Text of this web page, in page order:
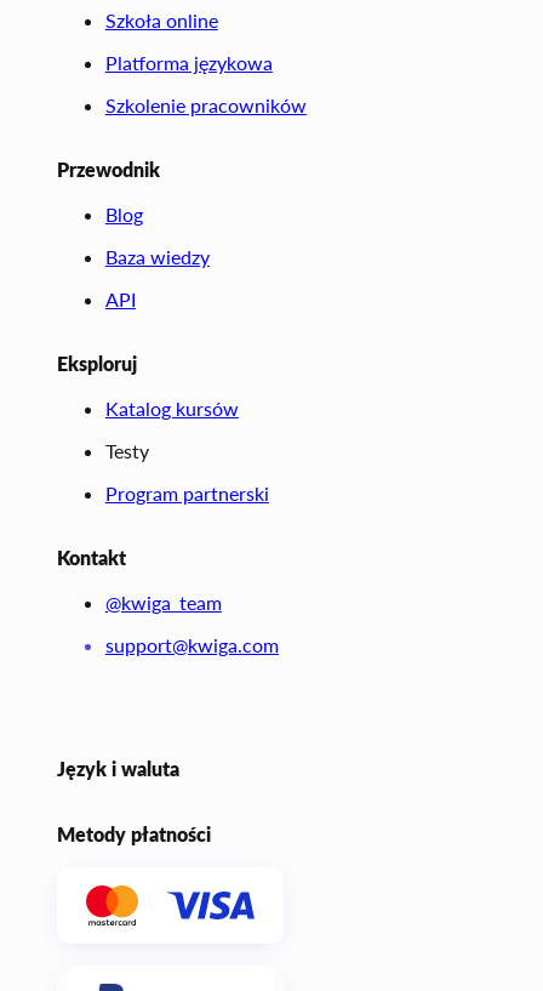
Szkoła online
Platforma językowa
Szkolenie pracowników
Przewodnik
Blog
Baza wiedzy
API
Eksploruj
Katalog kursów
Testy
Program partnerski
Kontakt
@kwiga_team
support@kwiga.com
Język i waluta
Metody płatności